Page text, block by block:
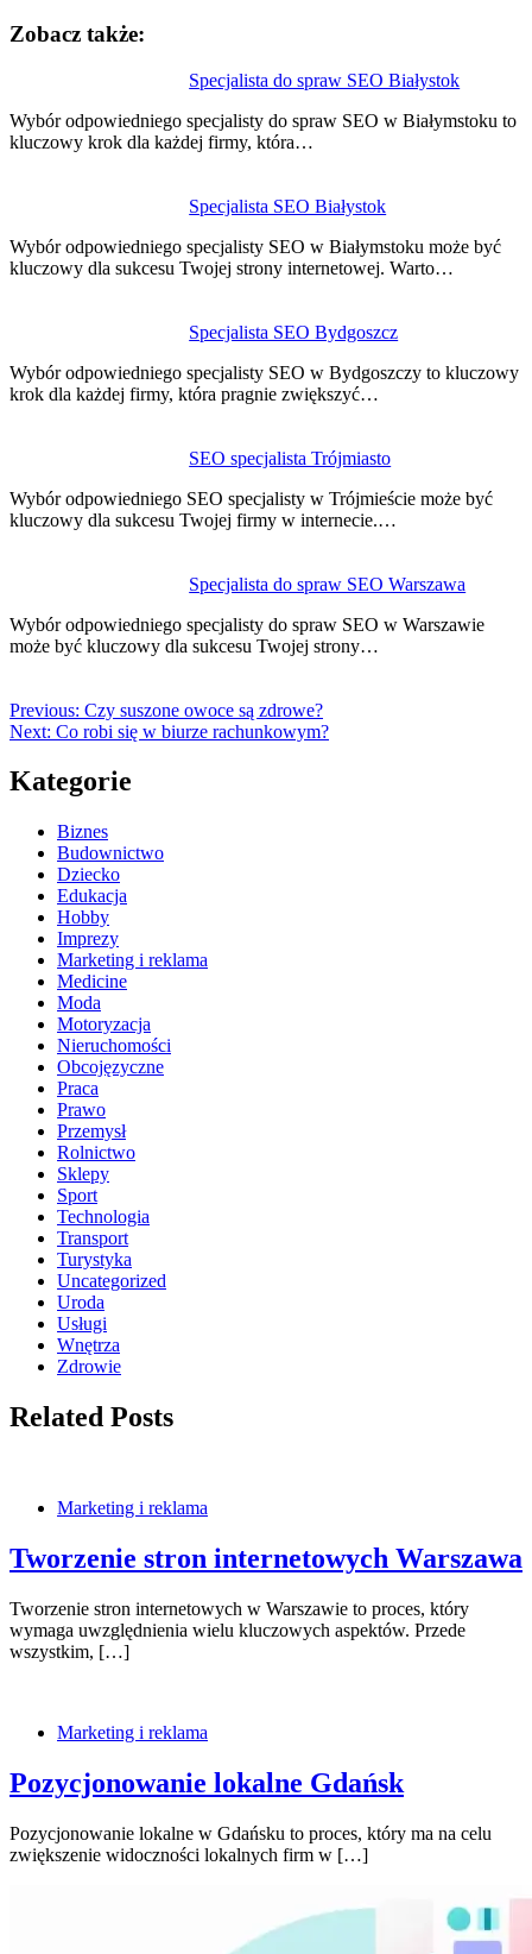
Zobacz także:
Specjalista do spraw SEO Białystok
Wybór odpowiedniego specjalisty do spraw SEO w Białymstoku to
kluczowy krok dla każdej firmy, która…
Specjalista SEO Białystok
Wybór odpowiedniego specjalisty SEO w Białymstoku może być
kluczowy dla sukcesu Twojej strony internetowej. Warto…
Specjalista SEO Bydgoszcz
Wybór odpowiedniego specjalisty SEO w Bydgoszczy to kluczowy
krok dla każdej firmy, która pragnie zwiększyć…
SEO specjalista Trójmiasto
Wybór odpowiedniego SEO specjalisty w Trójmieście może być
kluczowy dla sukcesu Twojej firmy w internecie.…
Specjalista do spraw SEO Warszawa
Wybór odpowiedniego specjalisty do spraw SEO w Warszawie
może być kluczowy dla sukcesu Twojej strony…
wpisu
Previous: Czy suszone owoce są zdrowe?
Next: Co robi się w biurze rachunkowym?
Kategorie
Biznes
Budownictwo
Dziecko
Edukacja
Hobby
Imprezy
Marketing i reklama
Medicine
Moda
Motoryzacja
Nieruchomości
Obcojęzyczne
Praca
Prawo
Przemysł
Rolnictwo
Sklepy
Sport
Technologia
Transport
Turystyka
Uncategorized
Uroda
Usługi
Wnętrza
Zdrowie
Related Posts
Marketing i reklama
Tworzenie stron internetowych Warszawa
Tworzenie stron internetowych w Warszawie to proces, który
wymaga uwzględnienia wielu kluczowych aspektów. Przede
wszystkim, […]
Marketing i reklama
Pozycjonowanie lokalne Gdańsk
Pozycjonowanie lokalne w Gdańsku to proces, który ma na celu
zwiększenie widoczności lokalnych firm w […]